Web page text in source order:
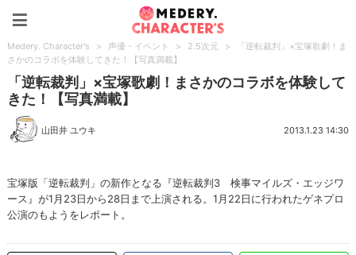
Medery. Character's > 声優・イベント > 2.5次元 >
「逆転裁判」×宝塚歌劇！ま
さかのコラボを体験してきた！【写真満載】
「逆転裁判」×宝塚歌劇！まさかのコラボを体験して
きた！【写真満載】
山田井 ユウキ 2013.1.23 14:30
宝塚版「逆転裁判」の新作となる『逆転裁判3 検事マイルズ・エッジワ
ース』が1月23日から28日まで上演される。1月22日に行われたゲネプロ
公演のもようをレポート。